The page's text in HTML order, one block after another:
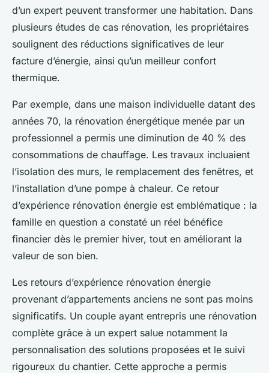
d’un expert peuvent transformer une habitation. Dans
plusieurs études de cas rénovation, les propriétaires
soulignent des réductions significatives de leur
facture d’énergie, ainsi qu’un meilleur confort
thermique.
Par exemple, dans une maison individuelle datant des
années 70, la rénovation énergétique menée par un
professionnel a permis une diminution de 40 % des
consommations de chauffage. Les travaux incluaient
l’isolation des murs, le remplacement des fenêtres, et
l’installation d’une pompe à chaleur. Ce retour
d’expérience rénovation énergie est emblématique : la
famille en question a constaté un réel bénéfice
financier dès le premier hiver, tout en améliorant la
valeur de son bien.
Les retours d’expérience rénovation énergie
provenant d’appartements anciens ne sont pas moins
significatifs. Un couple ayant entrepris une rénovation
complète grâce à un expert salue notamment la
personnalisation des solutions proposées et le suivi
rigoureux du chantier. Cette approche a permis